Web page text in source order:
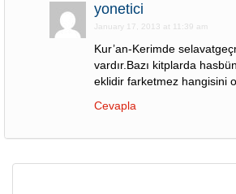
yonetici
January 17, 2013 at 11:39 am
Kur’an-Kerimde
vardır.Bazı kitplarda
eklidir farketmez hangisini
Cevapla